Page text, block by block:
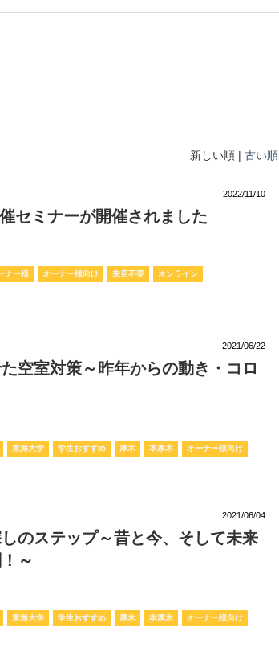
新しい順 | 古い順
2022/11/10
セミナーが開催されました
ナー様 オーナー様向け 来店不要
オンライン
2021/06/22
空室対策～昨年からの動き・コロ
東海大学 学生おすすめ 厚木 本厚木
オーナー様向け
2021/06/04
のステップ～昔と今、そして未来
～
東海大学 学生おすすめ 厚木 本厚木
オーナー様向け